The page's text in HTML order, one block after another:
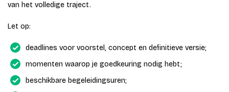
van het volledige traject.
Let op:
deadlines voor voorstel, concept en definitieve versie;
momenten waarop je goedkeuring nodig hebt;
beschikbare begeleidingsuren;